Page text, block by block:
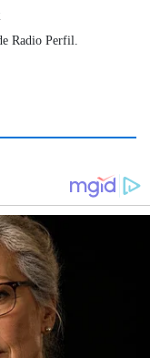
Radio Perfil.